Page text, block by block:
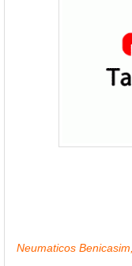
Neumaticos